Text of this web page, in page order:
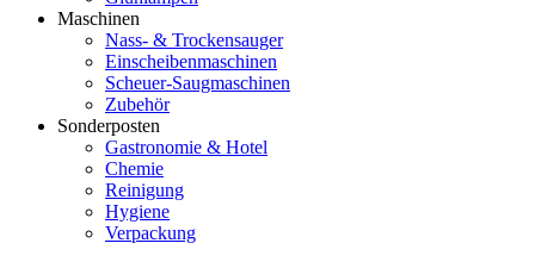
Maschinen
Nass- & Trockensauger
Einscheibenmaschinen
Scheuer-Saugmaschinen
Zubehör
Sonderposten
Gastronomie & Hotel
Chemie
Reinigung
Hygiene
Verpackung